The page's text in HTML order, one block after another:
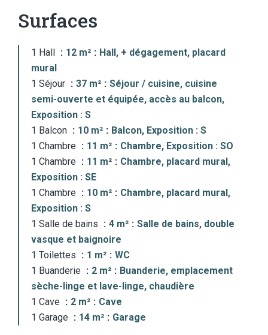
Surfaces
1 Hall 12 m²
Hall, + dégagement, placard
mural
1 Séjour
37 m²
Séjour / cuisine, cuisine
semi-ouverte et équipée, accès au balcon,
Exposition : S
1 Balcon
10 m²
Balcon, Exposition : S
1 Chambre
11 m²
Chambre, Exposition : SO
1 Chambre
11 m²
Chambre, placard mural,
Exposition : SE
1 Chambre
10 m²
Chambre, placard mural,
Exposition : S
1 Salle de bains
4 m²
Salle de bains, double
vasque et baignoire
1 Toilettes
1 m²
WC
1 Buanderie
2 m²
Buanderie, emplacement
sèche-linge et lave-linge, chaudière
1 Cave
2 m²
Cave
1 Garage
14 m² Garage